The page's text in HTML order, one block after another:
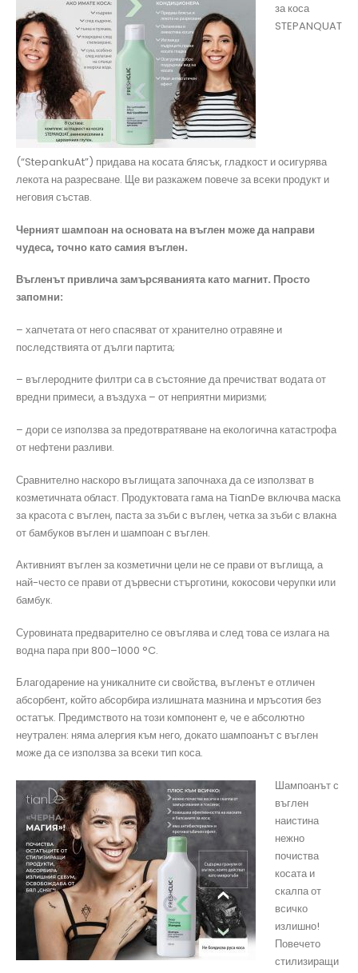
за коса
STEPANQUAT
(“StepankuAt”) придава на косата блясък, гладкост и осигурява
лекота на разресване. Ще ви разкажем повече за всеки продукт и
неговия състав.
Черният шампоан на основата на въглен може да направи
чудеса, точно като самия въглен.
Въгленът привлича замърсяванията като магнит. Просто
запомни:
– хапчетата от него спасяват от хранително отравяне и
последствията от дълги партита;
– въглеродните филтри са в състояние да пречистват водата от
вредни примеси, а въздуха – от неприятни миризми;
– дори се използва за предотвратяване на екологична катастрофа
от нефтени разливи.
Сравнително наскоро въглищата започнаха да се използват в
козметичната област. Продуктовата гама на TianDe включва маска
за красота с въглен, паста за зъби с въглен, четка за зъби с влакна
от бамбуков въглен и шампоан с въглен.
Активният въглен за козметични цели не се прави от въглища, а
най-често се прави от дървесни стърготини, кокосови черупки или
бамбук.
Суровината предварително се овъглява и след това се излага на
водна пара при 800–1000 °C.
Благодарение на уникалните си свойства, въгленът е отличен
абсорбент, който абсорбира излишната мазнина и мръсотия без
остатък. Предимството на този компонент е, че е абсолютно
неутрален: няма алергия към него, докато шампоанът с въглен
може да се използва за всеки тип коса.
Шампоанът с
въглен
наистина
нежно
почиства
косата и
скалпа от
всичко
излишно!
Повечето
стилизиращи